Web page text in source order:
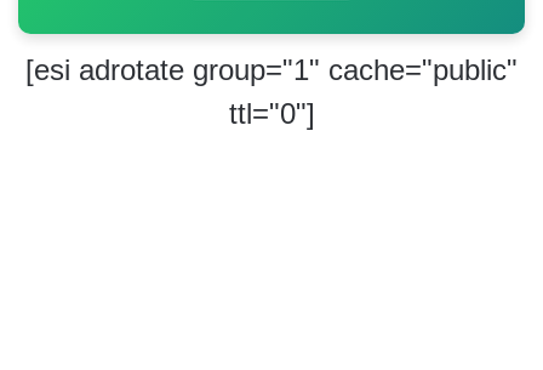
[esi adrotate group="1" cache="public"
ttl="0"]